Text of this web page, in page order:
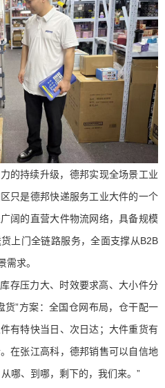
的持续升级，德邦实现全场景工业
只是德邦快递服务工业大件的一个
阔的直营大件物流网络，具备规模
上门全链路服务，全面支撑从B2B
需求。
存压力大、时效要求高、大小件分
货”方案：全国仓网布局，仓干配一
有特快当日、次日达；大件重货有
在张江高科，德邦销售可以自信地
哪、到哪，剩下的，我们来。”